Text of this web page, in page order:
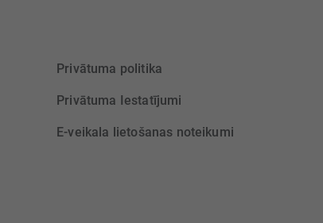
Privātuma politika
Privātuma Iestatījumi
E-veikala lietošanas noteikumi